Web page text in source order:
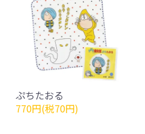
ぷちたおる
770円(税70円)